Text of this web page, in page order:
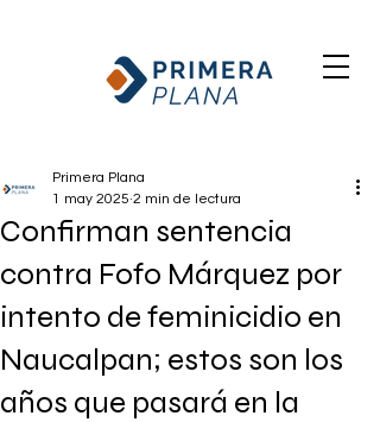
Confirman sentencia
contra Fofo Márquez por
intento de feminicidio en
Naucalpan; estos son los
años que pasará en la
Primera Plana
1 may 2025 2 min de lectura